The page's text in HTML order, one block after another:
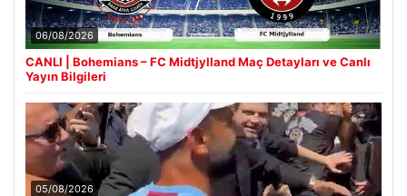
06/08/2026
CANLI | Bohemians – FC Midtjylland Maç Detayları ve Canlı
Yayın Bilgileri
05/08/2026